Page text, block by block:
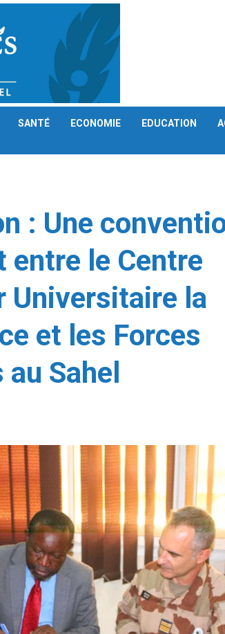
SANTÉ ECONOMIE EDUCATION
: Une
entre le Centre
Universitaire la
et les Forces
au Sahel